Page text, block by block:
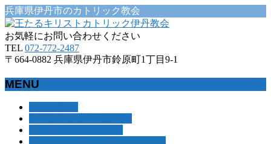
兵庫県伊丹市のカトリック教会
お気軽にお問い合わせください
TEL 072-772-2487
〒664-0882 兵庫県伊丹市鈴原町1丁目9-1
MENU